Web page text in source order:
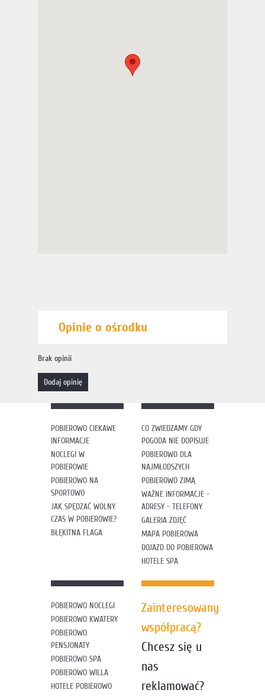
Opinie o ośrodku
Brak opinii
dodaj opinię
POBIEROWO CIEKAWE
INFORMACJE
NOCLEGI W
POBIEROWIE
POBIEROWO NA
SPORTOWO
JAK SPĘDZAĆ WOLNY
CZAS W POBIEROWIE?
BŁĘKITNA FLAGA
CO ZWIEDZAMY GDY
POGODA NIE DOPISUJE
POBIEROWO DLA
NAJMŁODSZYCH
POBIEROWO ZIMĄ
WAŻNE INFORMACJE -
ADRESY - TELEFONY
GALERIA ZDJĘĆ
MAPA POBIEROWA
DOJAZD DO POBIEROWA
HOTELE SPA
POBIEROWO NOCLEGI
POBIEROWO KWATERY
POBIEROWO
PENSJONATY
POBIEROWO SPA
POBIEROWO WILLA
HOTELE POBIEROWO
Zainteresowany
współpracą?
Chcesz się u
nas
reklamować?